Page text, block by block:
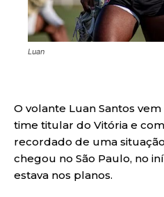
Luan
O volante Luan Santos
time titular do Vitória e
recordado de uma
chegou no São Paulo, no
estava nos planos.